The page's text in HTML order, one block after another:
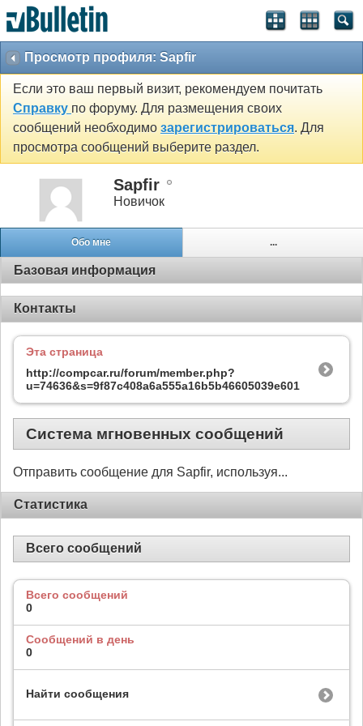
Просмотр профиля: Sapfir
Если это ваш первый визит, рекомендуем почитать
Справку по форуму. Для размещения своих
сообщений необходимо зарегистрироваться. Для
просмотра сообщений выберите раздел.
Sapfir
Новичок
Обо мне ...
Базовая информация
Контакты
Эта страница
http://compcar.ru/forum/member.php?
u=74636&s=9f87c408a6a555a16b5b46605039e601
Система мгновенных сообщений
Отправить сообщение для Sapfir, используя...
Статистика
Всего сообщений
Всего сообщений
0
Сообщений в день
0
Найти сообщения